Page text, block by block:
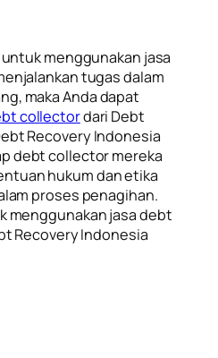
menggunakan jasa
tugas dalam
maka Anda dapat
collectordari Debt
Recovery Indonesia
debt collector mereka
hukum dan etika
proses penagihan.
menggunakan jasa debt
Recovery Indonesia